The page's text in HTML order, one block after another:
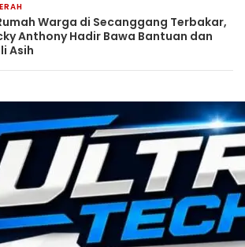
Warga di Secanggang Terbakar,
Anthony Hadir Bawa Bantuan dan
Asih